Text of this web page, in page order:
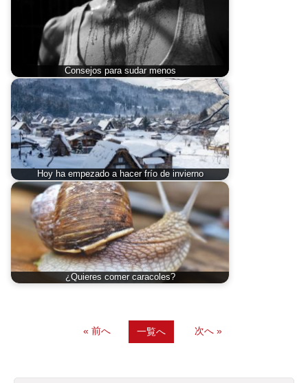
Consejos para sudar menos
Hoy ha empezado a hacer frío de invierno
¿Quieres comer caracoles?
« 前へ 一覧へ 次へ »